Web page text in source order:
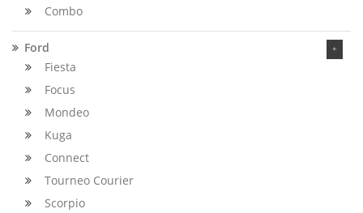
Combo
Ford
Fiesta
Focus
Mondeo
Kuga
Connect
Tourneo Courier
Scorpio